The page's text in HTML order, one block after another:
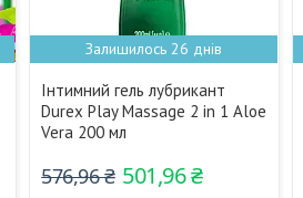
Залишилось 26 днів
Інтимний гель лубрикант
Durex Play Massage 2 in 1 Aloe
Vera 200 мл
576,96 ₴ 501,96 ₴